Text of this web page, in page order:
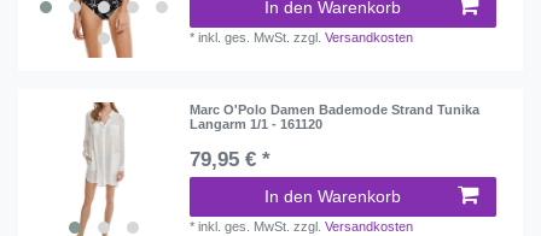
In den Warenkorb
*inkl. ges. MwSt. zzgl.Versandkosten
Marc O'Polo Damen Bademode Strand Tunika
Langarm 1/1 - 161120
79,95 € *
In den Warenkorb
*inkl. ges. MwSt. zzgl.Versandkosten